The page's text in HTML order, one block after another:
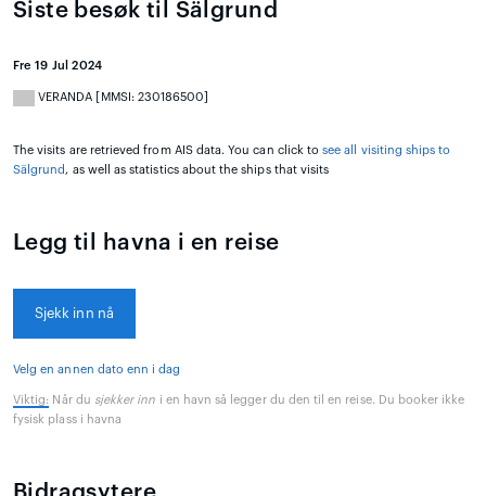
Siste besøk til Sälgrund
Fre 19 Jul 2024
VERANDA [MMSI: 230186500]
The visits are retrieved from AIS data. You can click tosee all visiting ships to
Sälgrund, as well as statistics about the ships that visits
Legg til havna i en reise
Sjekk inn nå
Velg en annen dato enn i dag
Viktig: Når du sjekker inn i en havn så legger du den til en reise. Du booker ikke
fysisk plass i havna